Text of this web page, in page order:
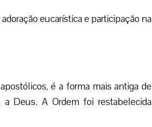
eucarística e participação na
é a forma mais antiga de
a Deus. A Ordem foi restabelecida